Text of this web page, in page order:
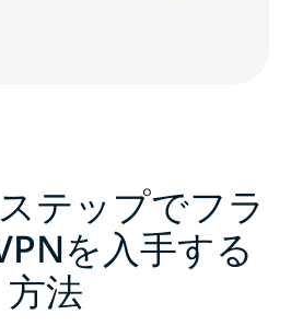
テップでフラ
を入手する
方法